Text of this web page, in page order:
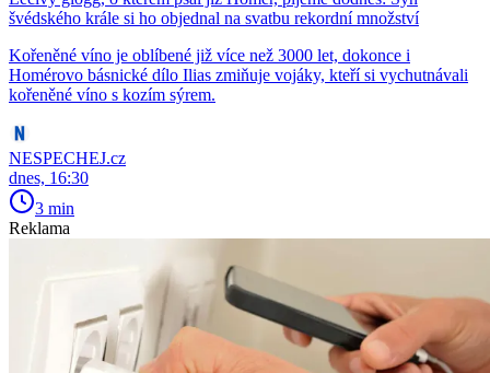
švédského krále si ho objednal na svatbu rekordní množství
Kořeněné víno je oblíbené již více než 3000 let, dokonce i
Homérovo básnické dílo Ilias zmiňuje vojáky, kteří si vychutnávali
kořeněné víno s kozím sýrem.
NESPECHEJ.cz
dnes, 16:30
3 min
Reklama